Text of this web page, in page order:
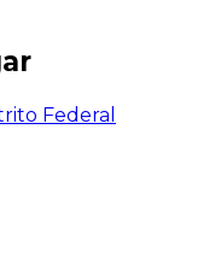
Federal